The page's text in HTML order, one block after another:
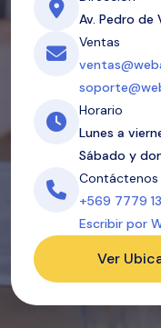
Av. Pedro de
Ventas
Horario
Lunes a
Sábado y
Contáctenos
+569 7779
Escribir por
Ver